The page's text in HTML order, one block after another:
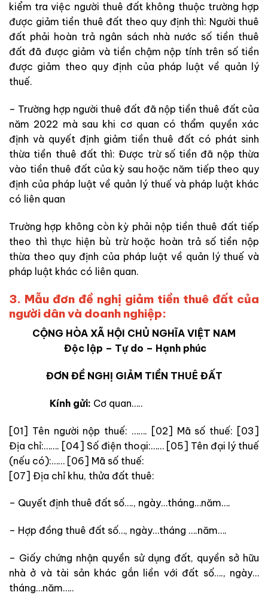
kiểm tra việc người thuê đất không thuộc trường hợp
được giảm tiền thuê đất theo quy định thì: Người thuê
đất phải hoàn trả ngân sách nhà nước số tiền thuê
đất đã được giảm và tiền chậm nộp tính trên số tiền
được giảm theo quy định của pháp luật về quản lý
thuế.
– Trường hợp người thuê đất đã nộp tiền thuê đất của
năm 2022 mà sau khi cơ quan có thẩm quyền xác
định và quyết định giảm tiền thuê đất có phát sinh
thừa tiền thuê đất thì: Được trừ số tiền đã nộp thừa
vào tiền thuê đất của kỳ sau hoặc năm tiếp theo quy
định của pháp luật về quản lý thuế và pháp luật khác
có liên quan
Trường hợp không còn kỳ phải nộp tiền thuê đất tiếp
theo thì thực hiện bù trừ hoặc hoàn trả số tiền nộp
thừa theo quy định của pháp luật về quản lý thuế và
pháp luật khác có liên quan.
3. Mẫu đơn đề nghị giảm tiền thuê đất của
người dân và doanh nghiệp:
CỘNG HÒA XÃ HỘI CHỦ NGHĨA VIỆT NAM
Độc lập – Tự do – Hạnh phúc
ĐƠN ĐỀ NGHỊ GIẢM TIỀN THUÊ ĐẤT
Kính gửi: Cơ quan…..
[01] Tên người nộp thuế: ……. [02] Mã số thuế: [03]
Địa chỉ:……. [04] Số điện thoại:…… [05] Tên đại lý thuế
(nếu có):…… [06] Mã số thuế:
[07] Địa chỉ khu, thửa đất thuê:
– Quyết định thuê đất số…., ngày…tháng…năm….
– Hợp đồng thuê đất số…, ngày…tháng ….năm….
– Giấy chứng nhận quyền sử dụng đất, quyền sở hữu
nhà ở và tài sản khác gắn liền với đất số…., ngày…
tháng…năm…..